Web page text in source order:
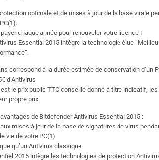
optimale et de mises à jour de la base virale
chaque année pour renouveler votre licence !
Essential 2015 intègre la technologie élue
correspond à la durée estimée de conservation d’un
d’Antivirus
le prix public TTC conseillé donné à titre indicatif,
propre prix.
de Bitdefender Antivirus Essential 2015 :
mises à jour de la base de signatures de virus
vie de votre PC(1)
qu’un Antivirus classique
2015 intègre les technologies de protection